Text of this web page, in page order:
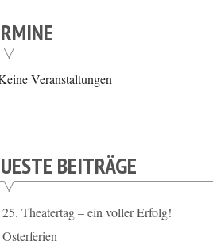
Veranstaltungen
BEITRÄGE
25. Theatertag – ein voller Erfolg!
Osterferien